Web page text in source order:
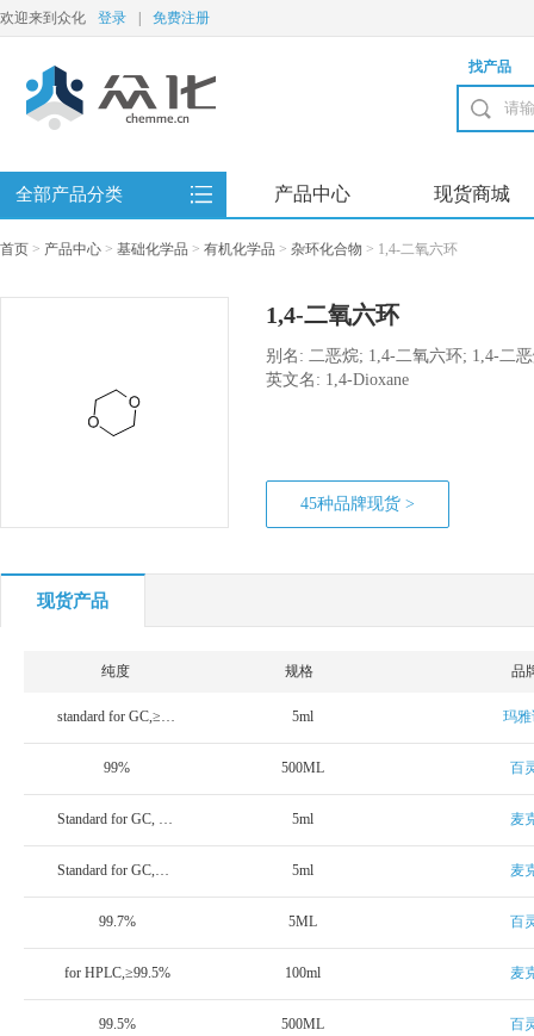
欢迎来到众化 登录 免费注册
找产品
全部产品分类 产品中心 现货商城
首页 > 产品中心 > 基础化学品 > 有机化学品 > 杂环化合物 > 1,4-二氧六环
1,4-二氧六环
别名: 二恶烷; 1,4-二氧六环; 1,4-二
氧杂环己烷; 二�烷; 1,4-二�烷
英文名: 1,4-Dioxane
45种品牌现货 >
现货产品
纯度 规格 品
standard for GC,≥99.5% 5ml 玛
99% 500ML 百
Standard for GC, ≥99.5% 5ml 麦
Standard for GC,≥99.7%(GC) 5ml 麦
99.7% 5ML 百
for HPLC,≥99.5% 100ml 麦
99.5% 500ML 百